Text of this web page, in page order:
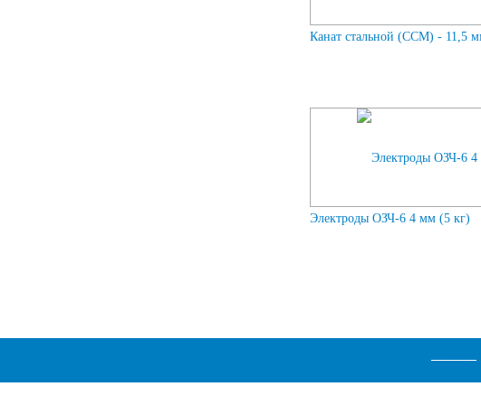
Канат стальной (ССМ) - 11,5
Электроды ОЗЧ-6 4 мм (5 кг)